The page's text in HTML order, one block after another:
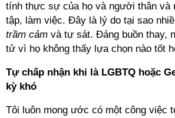
tính thực sự của họ và người thân và
tập, làm việc. Đây là lý do tại sao
trầm cảm và tự sát. Đáng buồn thay,
tử vì họ không thấy lựa chọn nào tốt
Tự chấp nhận khi là LGBTQ hoặc
kỳ khó
Tôi luôn mong ước có một công việc